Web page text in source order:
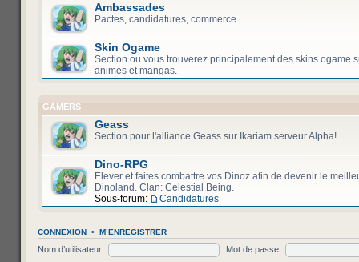
Ambassades
Pactes, candidatures, commerce.
Skin Ogame
Section ou vous trouverez principalement des skins ogame
animes et mangas.
GAMERS
Geass
Section pour l'alliance Geass sur Ikariam serveur Alpha!
Dino-RPG
Elever et faites combattre vos Dinoz afin de devenir le
Dinoland. Clan: Celestial Being.
Sous-forum:
Candidatures
CONNEXION • M’ENREGISTRER
Nom d’utilisateur: Mot de passe: